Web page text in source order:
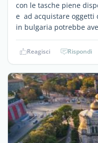
con le tasche piene
e ad acquistare oggetti
in bulgaria potrebbe
Reagisci Rispondi